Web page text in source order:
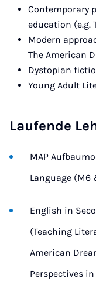
Contemporary
education (e.g.
Modern
The American
Dystopian
Young Adult
Laufende
MAP
Language (M6
English in
(Teaching
American
Perspectives